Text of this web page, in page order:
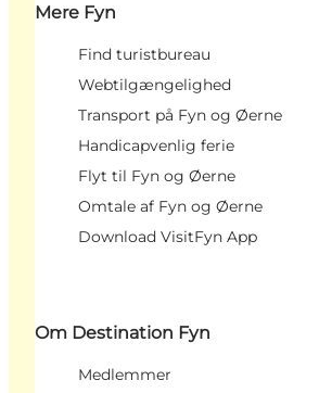
Mere Fyn
Find turistbureau
Webtilgængelighed
Transport på Fyn og Øerne
Handicapvenlig ferie
Flyt til Fyn og Øerne
Omtale af Fyn og Øerne
Download VisitFyn App
Om Destination Fyn
Medlemmer